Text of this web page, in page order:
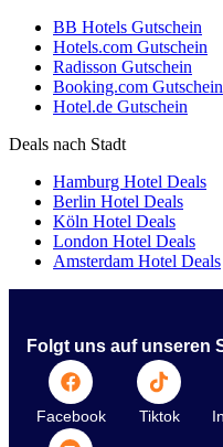
BB Hotels Gutschein
Hotels.com Gutschein
Radisson Gutschein
Booking.com Gutschein
Hotel.de Gutschein
Deals nach Stadt
Hamburg Hotel Deals
Berlin Hotel Deals
Köln Hotel Deals
London Hotel Deals
Amsterdam Hotel Deals